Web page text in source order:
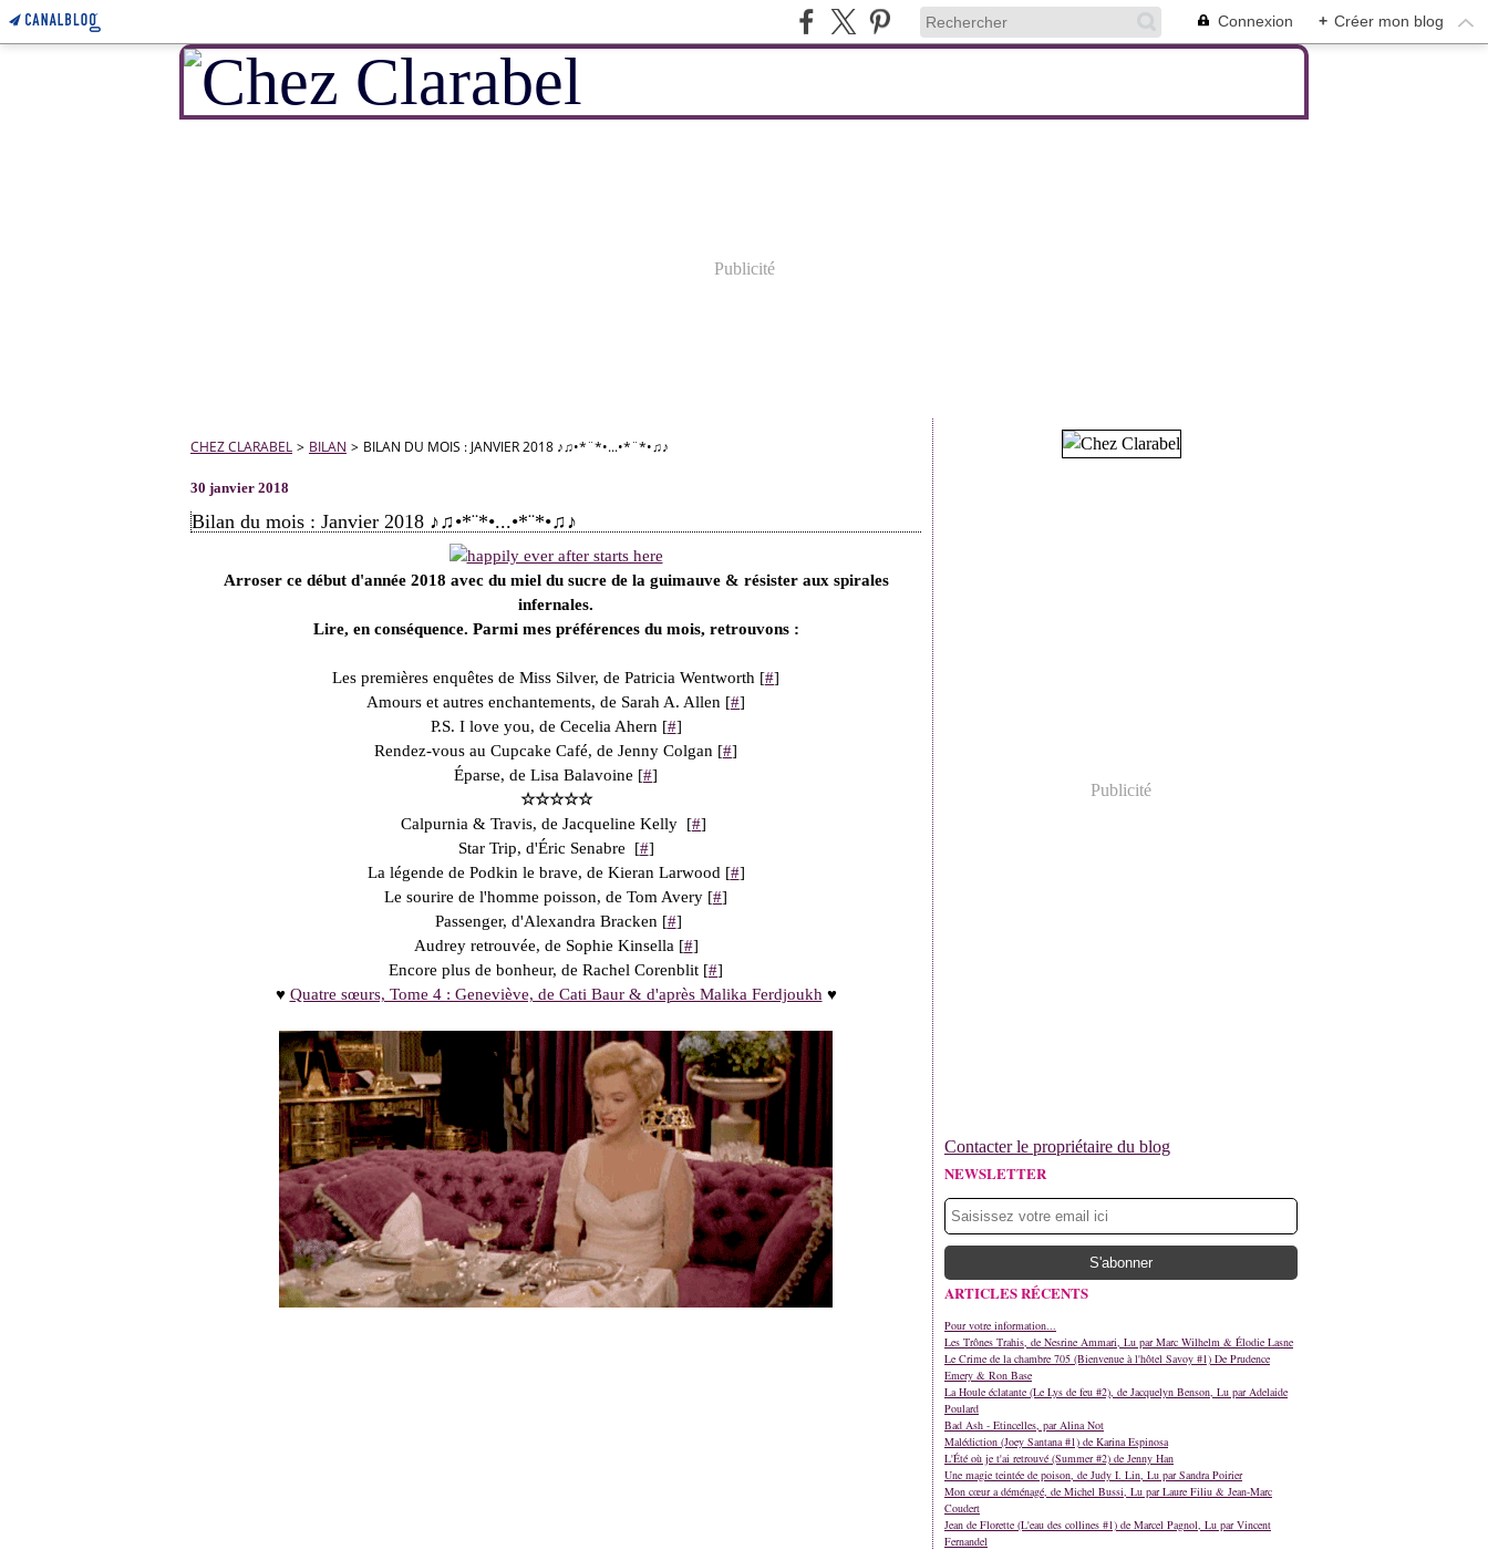
Connexion + Créer mon blog
Publicité
CHEZ CLARABEL > BILAN > BILAN DU MOIS : JANVIER 2018 ♪♫•*¨*•...•*¨*•♫♪
30 janvier 2018
Bilan du mois : Janvier 2018 ♪♫•*¨*•...•*¨*•♫♪
Arroser ce début d'année 2018 avec du miel du sucre de la guimauve & résister aux spirales
infernales.
Lire, en conséquence. Parmi mes préférences du mois, retrouvons :
Les premières enquêtes de Miss Silver, de Patricia Wentworth [#]
Amours et autres enchantements, de Sarah A. Allen [#]
P.S. I love you, de Cecelia Ahern [#]
Rendez-vous au Cupcake Café, de Jenny Colgan [#]
Éparse, de Lisa Balavoine [#]
☆☆☆☆☆
Calpurnia & Travis, de Jacqueline Kelly [#]
Star Trip, d'Éric Senabre
[#]
La légende de Podkin le brave, de Kieran Larwood [#]
Le sourire de l'homme poisson, de Tom Avery [#]
Passenger, d'Alexandra Bracken [#]
Audrey retrouvée, de Sophie Kinsella [#]
Encore plus de bonheur, de Rachel Corenblit [#]
♥ Quatre sœurs, Tome 4 : Geneviève, de Cati Baur & d'après Malika Ferdjoukh ♥
Publicité
Contacter le propriétaire du blog
NEWSLETTER
ARTICLES RÉCENTS
Pour votre information...
Les Trônes Trahis, de Nesrine Ammari, Lu par Marc Wilhelm & Élodie Lasne
Le Crime de la chambre 705 (Bienvenue à l'hôtel Savoy #1) De Prudence
Emery & Ron Base
La Houle éclatante (Le Lys de feu #2), de Jacquelyn Benson, Lu par Adelaide
Poulard
Bad Ash - Etincelles, par Alina Not
Malédiction (Joey Santana #1) de Karina Espinosa
L'Été où je t'ai retrouvé (Summer #2) de Jenny Han
Une magie teintée de poison, de Judy I. Lin, Lu par Sandra Poirier
Mon cœur a déménagé, de Michel Bussi, Lu par Laure Filiu & Jean-Marc
Coudert
Jean de Florette (L'eau des collines #1) de Marcel Pagnol, Lu par Vincent
Fernandel